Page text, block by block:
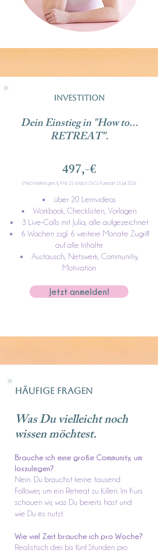
Investition
Dein Einstieg in "How to...
RETREAT".
497,-€
(MwSt-befreit gem. § 4 Nr. 21 a) bb) UStG), Kursstart 18. Juli 2026
über 20 Lernvideos
Workbook, Checklisten, Vorlagen
3 Live-Calls mit Julia, alle aufgezeichnet
6 Wochen zzgl. 6 weitere Monate Zugriff
auf alle Inhalte
Austausch, Netzwerk, Communitiy,
Motivation
Jetzt anmelden!
Häufige Fragen
Was Du vielleicht noch
wissen möchtest.
Brauche ich eine große Community, um
loszulegen?
Nein. Du brauchst keine tausend
Follower, um ein Retreat zu füllen. Im Kurs
schauen wir, was Du bereits hast und
wie Du es nutzt.
Wie viel Zeit brauche ich pro Woche?
Realistisch drei bis fünf Stunden pro